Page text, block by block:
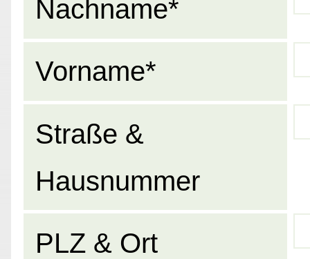
Nachname*
Vorname*
Straße &
Hausnummer
PLZ & Ort